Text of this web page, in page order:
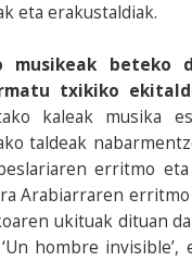
eta erakustaldiak.
musikeak beteko
txikiko
kaleak musika
taldeak
erritmo
Arabiarraren
ukituak dituan
hombre